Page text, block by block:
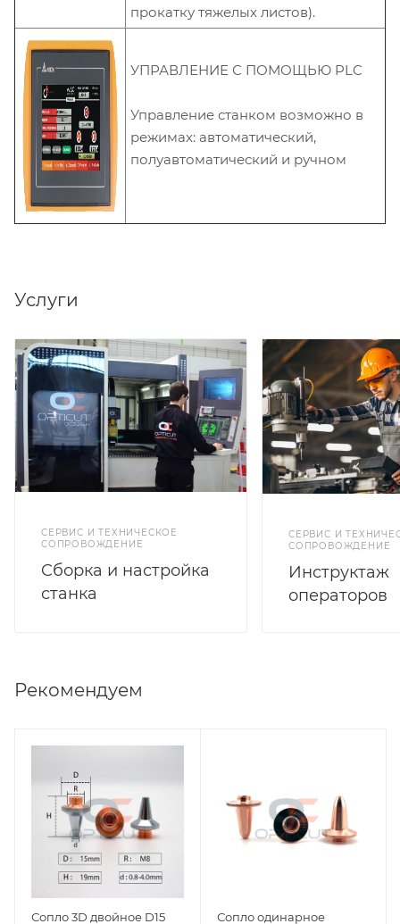
прокатку тяжелых листов).
УПРАВЛЕНИЕ С ПОМОЩЬЮ PLC
Управление станком возможно в
режимах: автоматический,
полуавтоматический и ручном
Услуги
СЕРВИС И ТЕХНИЧЕСКОЕ
СОПРОВОЖДЕНИЕ
Cборка и настройка
станка
СЕРВИС И
СОПРОВОЖДЕНИЕ
Инструктаж
операторов
Рекомендуем
Сопло 3D двойное D15
Сопло одинарное